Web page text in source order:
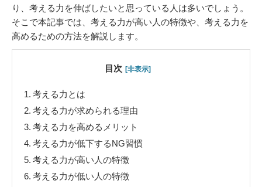
り、考える力を伸ばしたいと思っている人は多いでしょう。
そこで本記事では、考える力が高い人の特徴や、考える力を
高めるための方法を解説します。
目次 [非表示]
1. 考える力とは
2. 考える力が求められる理由
3. 考える力を高めるメリット
4. 考える力が低下するNG習慣
5. 考える力が高い人の特徴
6. 考える力が低い人の特徴